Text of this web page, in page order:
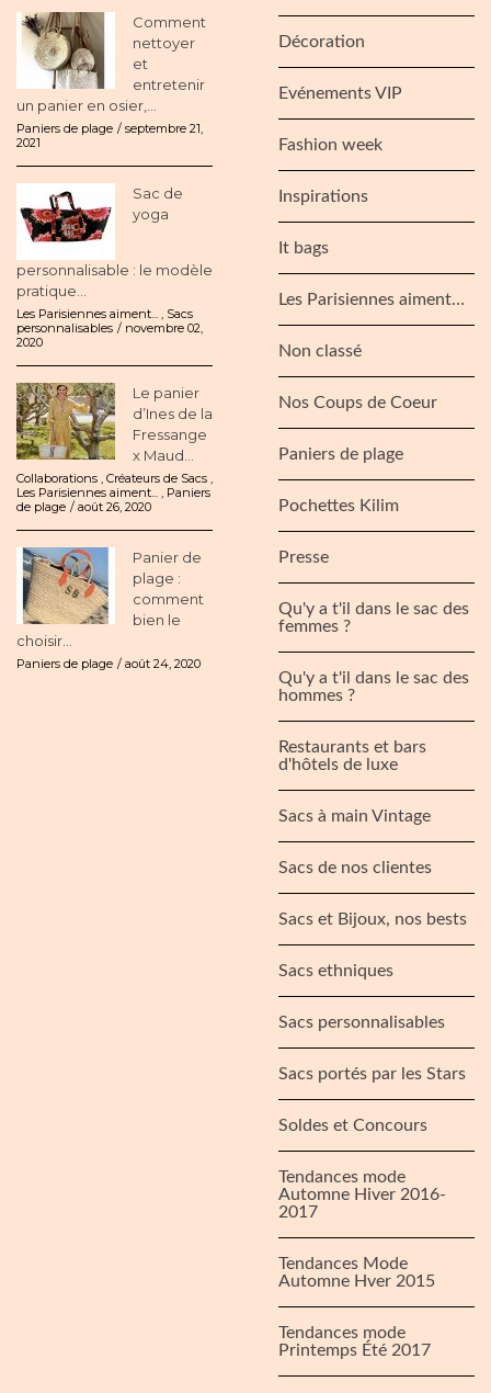
Comment
nettoyer
et
entretenir
un panier en osier,...
Paniers de plage
septembre 21,
2021
Sac de
yoga
personnalisable : le modèle
pratique...
Les Parisiennes aiment...
Sacs
personnalisables
novembre 02,
2020
Le panier
d’Ines de la
Fressange
x Maud...
Collaborations Créateurs de Sacs
Les Parisiennes aiment...
Paniers
de plage
août 26, 2020
Panier de
plage :
comment
bien le
choisir...
Paniers de plage août 24, 2020
Décoration
Evénements VIP
Fashion week
Inspirations
It bags
Les Parisiennes aiment…
Non classé
Nos Coups de Coeur
Paniers de plage
Pochettes Kilim
Presse
Qu'y a t'il dans le sac des
femmes ?
Qu'y a t'il dans le sac des
hommes ?
Restaurants et bars
d'hôtels de luxe
Sacs à main Vintage
Sacs de nos clientes
Sacs et Bijoux, nos bests
Sacs ethniques
Sacs personnalisables
Sacs portés par les Stars
Soldes et Concours
Tendances mode
Automne Hiver 2016-
2017
Tendances Mode
Automne Hver 2015
Tendances mode
Printemps Été 2017